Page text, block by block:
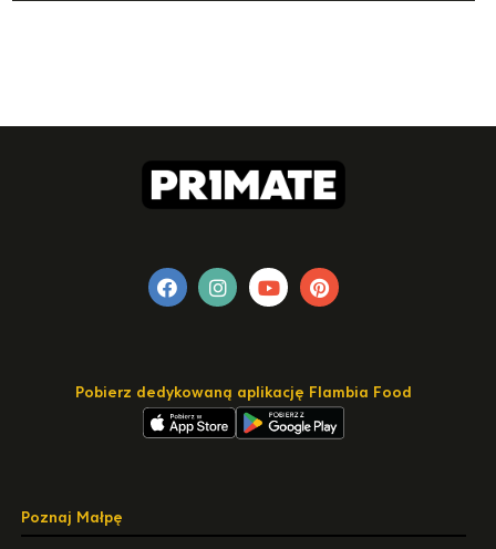
Pobierz dedykowaną aplikację Flambia Food
Poznaj Małpę